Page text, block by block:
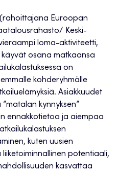
(rahoittajana Euroopan
Keski-
loma-aktiviteetti,
osana matkaansa
on
kohderyhmälle
Asiakkuudet
kynnyksen”
ennakkotietoa ja aiempaa
kuten uusien
potentiaali,
kasvattaa